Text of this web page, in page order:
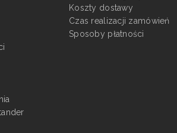
Koszty dostawy
Czas realizacji zamówień
Sposoby płatności